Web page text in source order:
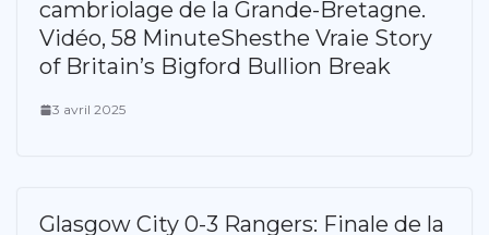
cambriolage de la Grande-Bretagne.
Vidéo, 58 MinuteShesthe Vraie Story
of Britain’s Bigford Bullion Break
3 avril 2025
Glasgow City 0-3 Rangers: Finale de la